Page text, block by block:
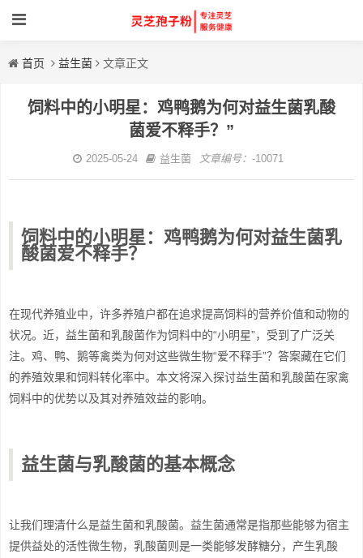
首页 益生菌 文章正文
饲料中的小明星：鸡鸭鹅为何对益生菌乳酸
菌爱不释手？”
2025-05-24 益生菌 文章编号： -10071
饲料中的小明星：鸡鸭鹅为何对益生菌乳
酸菌爱不释手？
在现代养殖业中，许多养殖户都在追求提高饲料的营养价值和动物的
状况。近，益生菌和乳酸菌作为饲料中的“小明星”，受到了广泛关
注。鸡、鸭、鹅等禽类为何对这些微生物“爱不释手”？答案藏在它们
的养殖效果和饲料转化率中。本文将深入探讨益生菌和乳酸菌在家禽
饲料中的优势以及其对养殖效益的影响。
益生菌与乳酸菌的基本概念
让我们理清什么是益生菌和乳酸菌。益生菌通常是指那些能够为宿主
提供益处的活性微生物，乳酸菌则是一类能够发酵糖分，产生乳酸